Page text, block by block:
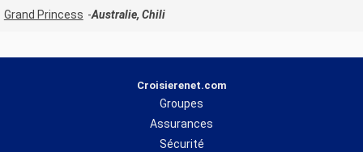
Grand Princess
Australie, Chili
Croisierenet.com
Groupes
Assurances
Sécurité